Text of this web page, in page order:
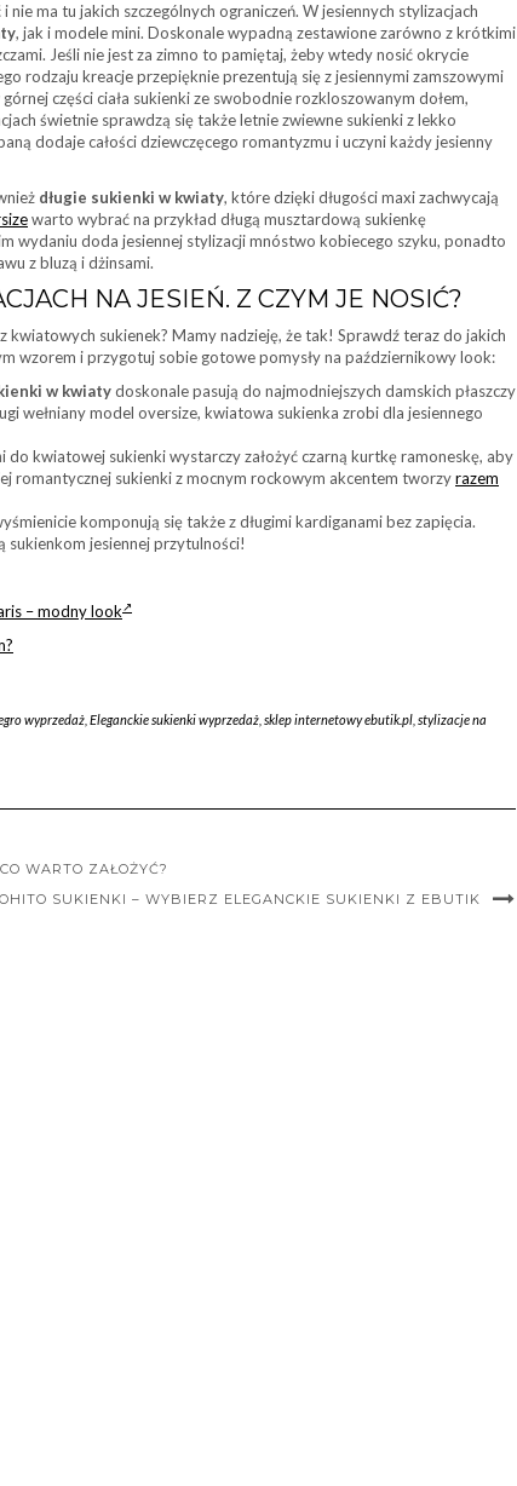
ma tu jakich szczególnych ograniczeń. W jesiennych stylizacjach
, jak i modele mini. Doskonale wypadną zestawione zarówno z krótkimi
Jeśli nie jest za zimno to pamiętaj, żeby wtedy nosić okrycie
rodzaju kreacje przepięknie prezentują się z jesiennymi zamszowymi
części ciała sukienki ze swobodnie rozkloszowanym dołem,
świetnie sprawdzą się także letnie zwiewne sukienki z lekko
dodaje całości dziewczęcego romantyzmu i uczyni każdy jesienny
długie sukienki w kwiaty, które dzięki długości maxi zachwycają
warto wybrać na przykład długą musztardową sukienkę
wydaniu doda jesiennej stylizacji mnóstwo kobiecego szyku, ponadto
z bluzą i dżinsami.
NA JESIEŃ. Z CZYM JE NOSIĆ?
kwiatowych sukienek? Mamy nadzieję, że tak! Sprawdź teraz do jakich
wzorem i przygotuj sobie gotowe pomysły na październikowy look:
w kwiatydoskonale pasują do najmodniejszych damskich płaszczy
wełniany model oversize, kwiatowa sukienka zrobi dla jesiennego
do kwiatowej sukienki wystarczy założyć czarną kurtkę ramoneskę, aby
romantycznej sukienki z mocnym rockowym akcentem tworzyrazem
komponują się także z długimi kardiganami bez zapięcia.
sukienkom jesiennej przytulności!
– modny look
wyprzedaż, Eleganckie sukienki wyprzedaż, sklep internetowy ebutik.pl, stylizacje na
WARTO ZAŁOŻYĆ?
SUKIENKI – WYBIERZ ELEGANCKIE SUKIENKI Z EBUTIK